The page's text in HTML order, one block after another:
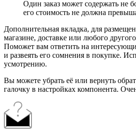
Один заказ может содержать не
его стоимость не должна
Дополнительная вкладка, для
магазине, доставке или любого
Поможет вам ответить на
и развеять его сомнения в покупке.
усмотрению.
Вы можете убрать её или вернуть
галочку в настройках компонента.